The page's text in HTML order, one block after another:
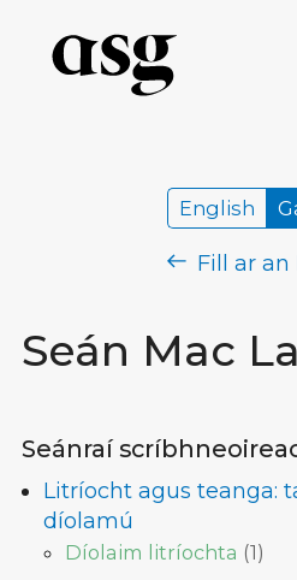
Seán Mac
English
Fill ar an
Seánraí
Litríocht agus teanga:
díolamú
Díolaim litríochta (1)